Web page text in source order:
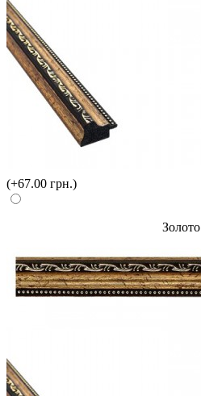
(+67.00 грн.)
Золото